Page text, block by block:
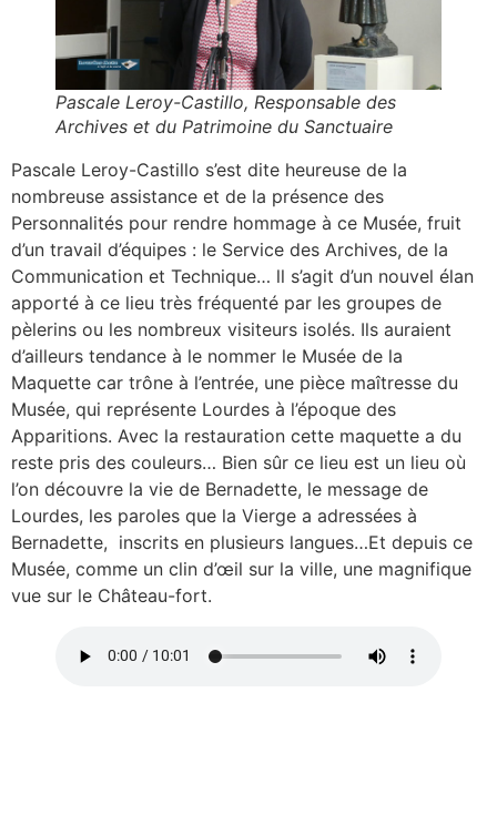
Pascale Leroy-Castillo, Responsable des
Archives et du Patrimoine du Sanctuaire
Pascale Leroy-Castillo s’est dite heureuse de la
nombreuse assistance et de la présence des
Personnalités pour rendre hommage à ce Musée, fruit
d’un travail d’équipes : le Service des Archives, de la
Communication et Technique… ll s’agit d’un nouvel élan
apporté à ce lieu très fréquenté par les groupes de
pèlerins ou les nombreux visiteurs isolés. Ils auraient
d’ailleurs tendance à le nommer le Musée de la
Maquette car trône à l’entrée, une pièce maîtresse du
Musée, qui représente Lourdes à l’époque des
Apparitions. Avec la restauration cette maquette a du
reste pris des couleurs… Bien sûr ce lieu est un lieu où
l’on découvre la vie de Bernadette, le message de
Lourdes, les paroles que la Vierge a adressées à
Bernadette, inscrits en plusieurs langues…Et depuis ce
Musée, comme un clin d’œil sur la ville, une magnifique
vue sur le Château-fort.